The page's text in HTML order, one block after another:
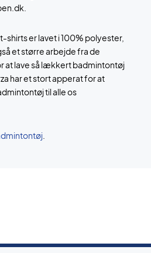
shirts er lavet i 100% polyester,
et større arbejde fra de
at lave så lækkert badmintontøj
har et stort apperat for at
til alle os